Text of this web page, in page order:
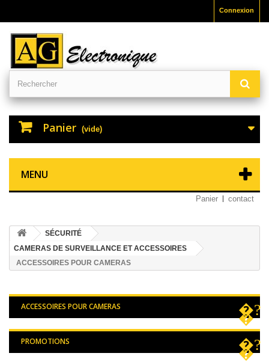
Connexion
Panier (vide)
MENU
Panier contact
SÉCURITÉ
CAMERAS DE SURVEILLANCE ET ACCESSOIRES
ACCESSOIRES POUR CAMERAS
ACCESSOIRES POUR CAMERAS
PROMOTIONS